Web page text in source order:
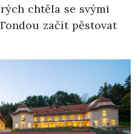
chtěla se svými
začít pěstovat